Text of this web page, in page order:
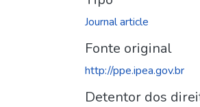
Journal article
Fonte original
http://ppe.ipea.gov.br
Detentor dos